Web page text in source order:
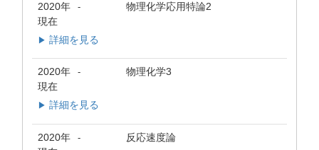
2020年 -
現在
物理化学応用特論2
▶ 詳細を見る
2020年 -
現在
物理化学3
▶ 詳細を見る
2020年 - 反応速度論